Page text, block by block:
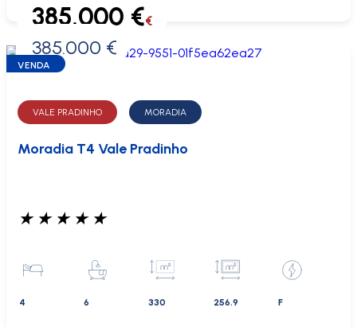
0 €
385.000 €€
385.000 €
VENDA
VALE PRADINHO MORADIA
Moradia T4 Vale Pradinho
★ ★ ★ ★ ★
4 6 330 256.9 F